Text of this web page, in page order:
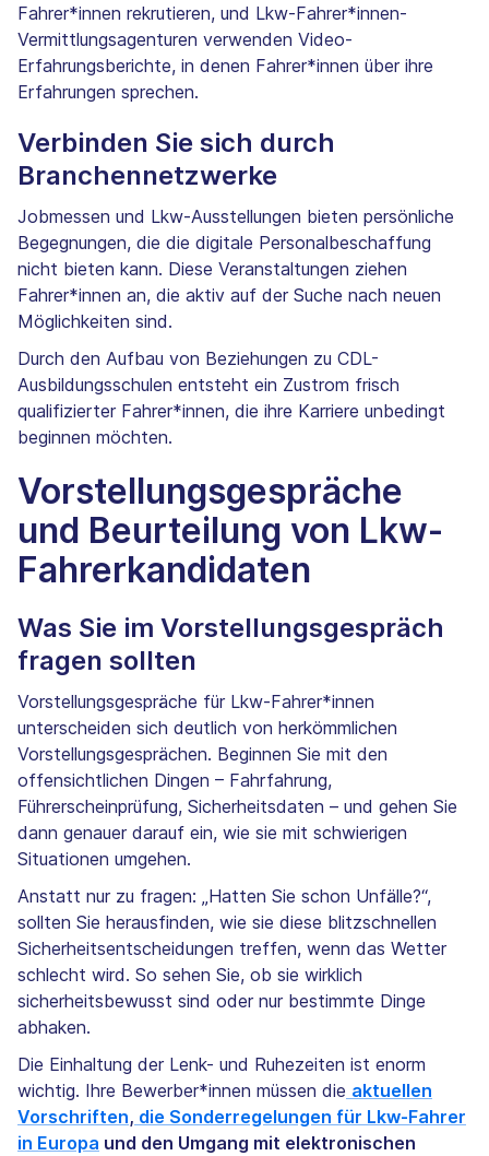
Fahrer*innen rekrutieren, und Lkw-Fahrer*innen-
Vermittlungsagenturen verwenden Video-
Erfahrungsberichte, in denen Fahrer*innen über ihre
Erfahrungen sprechen.
Verbinden Sie sich durch
Branchennetzwerke
Jobmessen und Lkw-Ausstellungen bieten persönliche
Begegnungen, die die digitale Personalbeschaffung
nicht bieten kann. Diese Veranstaltungen ziehen
Fahrer*innen an, die aktiv auf der Suche nach neuen
Möglichkeiten sind.
Durch den Aufbau von Beziehungen zu CDL-
Ausbildungsschulen entsteht ein Zustrom frisch
qualifizierter Fahrer*innen, die ihre Karriere unbedingt
beginnen möchten.
Vorstellungsgespräche
und Beurteilung von Lkw-
Fahrerkandidaten
Was Sie im Vorstellungsgespräch
fragen sollten
Vorstellungsgespräche für Lkw-Fahrer*innen
unterscheiden sich deutlich von herkömmlichen
Vorstellungsgesprächen. Beginnen Sie mit den
offensichtlichen Dingen – Fahrfahrung,
Führerscheinprüfung, Sicherheitsdaten – und gehen Sie
dann genauer darauf ein, wie sie mit schwierigen
Situationen umgehen.
Anstatt nur zu fragen: „Hatten Sie schon Unfälle?“,
sollten Sie herausfinden, wie sie diese blitzschnellen
Sicherheitsentscheidungen treffen, wenn das Wetter
schlecht wird. So sehen Sie, ob sie wirklich
sicherheitsbewusst sind oder nur bestimmte Dinge
abhaken.
Die Einhaltung der Lenk- und Ruhezeiten ist enorm
wichtig. Ihre Bewerber*innen müssen die aktuellen
Vorschriften, die Sonderregelungen für Lkw-Fahrer
in Europa und den Umgang mit elektronischen